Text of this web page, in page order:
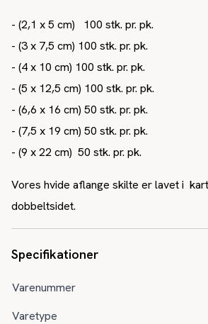
- (2,1 x 5 cm) 100 stk. pr. pk.
- (3 x 7,5 cm) 100 stk. pr. pk.
- (4 x 10 cm) 100 stk. pr. pk.
- (5 x 12,5 cm) 100 stk. pr. pk.
- (6,6 x 16 cm) 50 stk. pr. pk.
- (7,5 x 19 cm) 50 stk. pr. pk.
- (9 x 22 cm) 50 stk. pr. pk.
Vores hvide aflange skilte er lavet i
dobbeltsidet.
Specifikationer
Varenummer
Varetype